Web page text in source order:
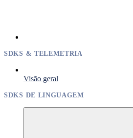
SDKS & TELEMETRIA
Visão geral
SDKS DE LINGUAGEM